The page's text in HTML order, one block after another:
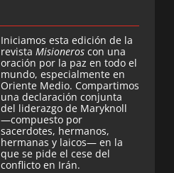
Iniciamos esta edición de la
revista Misioneros con una
oración por la paz en todo el
mundo, especialmente en
Oriente Medio. Compartimos
una declaración conjunta
del liderazgo de Maryknoll
—compuesto por
sacerdotes, hermanos,
hermanas y laicos— en la
que se pide el cese del
conflicto en Irán.